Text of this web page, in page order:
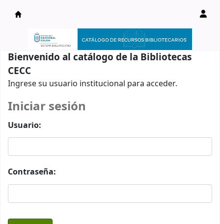
Catálogo en línea
Bienvenido al catálogo de la Bibliotecas
CECC
Ingrese su usuario institucional para acceder.
Iniciar sesión
Usuario:
Contraseña: